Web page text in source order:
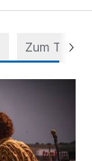
Zum Thema